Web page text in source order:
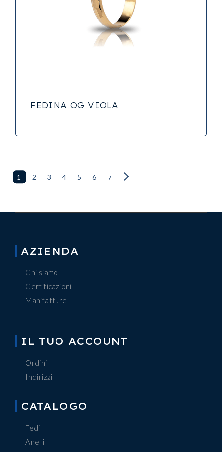
FEDINA OG VIOLA
1 2 3 4 5 6 7
AZIENDA
Chi siamo
Certificazioni
Manifatture
IL TUO ACCOUNT
Ordini
Indirizzi
CATALOGO
Fedi
Anelli